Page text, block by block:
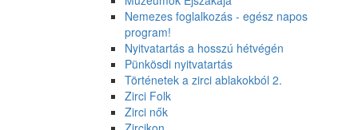
Nemezes foglalkozás - egész napos
program!
Nyitvatartás a hosszú hétvégén
Pünkösdi nyitvatartás
Történetek a zirci ablakokból 2.
Zirci Folk
Zirci nők